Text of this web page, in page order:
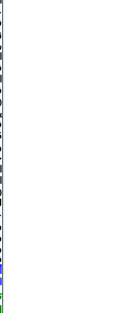
(3) يسوع إذا يطرح أسئلة على مستمعيه